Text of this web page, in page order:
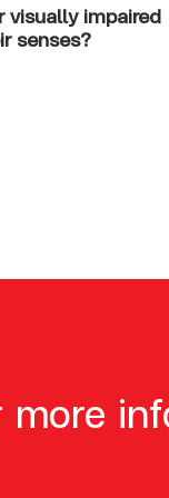
impaired
senses?
more